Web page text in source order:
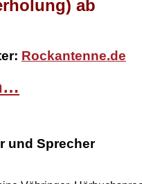
ab
Rockantenne.de
und Sprecher